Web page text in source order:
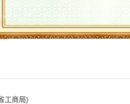
工商局)